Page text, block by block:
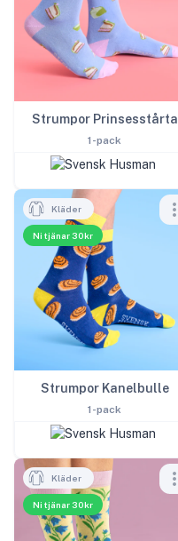
Strumpor Prinsesstårta
1-pack
Ni tjänar 30kr
Kläder
Strumpor Kanelbulle
1-pack
Ni tjänar 30kr
Kläder